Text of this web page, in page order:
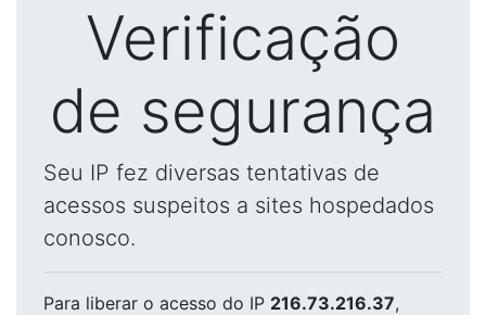
Verificação
de segurança
Seu IP fez diversas tentativas de
acessos suspeitos a sites hospedados
conosco.
Para liberar o acesso do IP 216.73.216.37,